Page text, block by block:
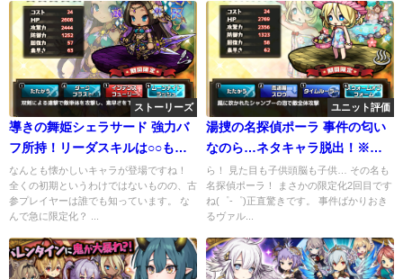
ストーリーズ
導きの舞姫シェラサード 強力バ
フ所持！リーダスキルは○○も対
象でお得？
なんとも懐かしいキャラが登場ですね！
全くの初期というわけではないものの、古
参プレイヤーは誰でも知っています。 な
んで急に限定化？ ...
ユニット評価
湯捜の名探偵ポーラ 事件の匂い
なのら…ネタキャラ脱出！※強
スキルあり
ら！ 見た目も子供頭脳も子供… その名も
名探偵ポーラ！ まさかの限定化2回目です
ね(゜-゜)正直驚きです。 事件ばかりおき
るヴァル...